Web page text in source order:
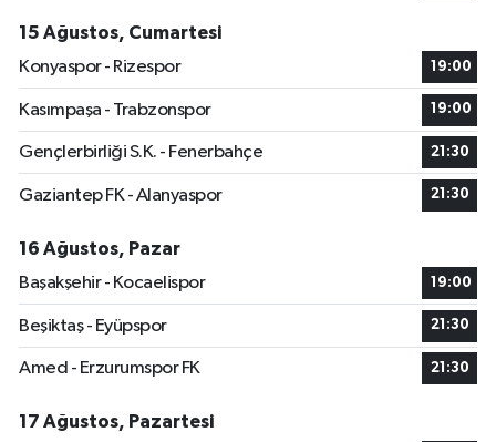
15 Ağustos, Cumartesi
Konyaspor - Rizespor
19:00
Kasımpaşa - Trabzonspor 19:00
Gençlerbirliği S.K. - Fenerbahçe 21:30
Gaziantep FK - Alanyaspor 21:30
16 Ağustos, Pazar
Başakşehir - Kocaelispor
19:00
Beşiktaş - Eyüpspor 21:30
Amed - Erzurumspor FK 21:30
17 Ağustos, Pazartesi